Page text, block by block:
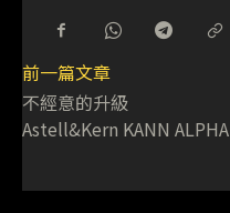
前一篇文章
不經意的升級
Astell&Kern KANN ALPHA